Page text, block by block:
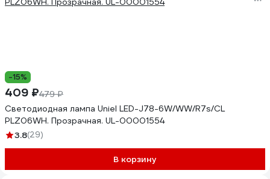
-15%
409 ₽479 ₽
Светодиодная лампа Uniel LED-J78-6W/WW/R7s/CL
PLZ06WH. Прозрачная. UL-00001554
3.8(29)
В корзину